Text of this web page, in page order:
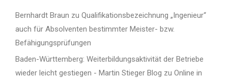
Bernhardt Braun zu Qualifikationsbezeichnung „Ingenieur“
auch für Absolventen bestimmter Meister- bzw.
Befähigungsprüfungen
Baden-Württemberg: Weiterbildungsaktivität der Betriebe
wieder leicht gestiegen - Martin Stieger Blog zu Online in